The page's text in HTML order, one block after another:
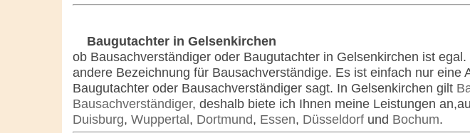
Baugutachter in Gelsenkirchen
ob Bausachverständiger oder Baugutachter in Gelsenkirchen ist
andere Bezeichnung für Bausachverständige. Es ist einfach nur eine
Baugutachter oder Bausachverständiger sagt. In Gelsenkirchen gilt
Bausachverständiger, deshalb biete ich Ihnen meine Leistungen
Duisburg, Wuppertal, Dortmund, Essen, Düsseldorf und Bochum.